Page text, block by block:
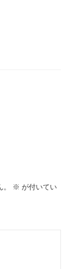
※ が付いてい